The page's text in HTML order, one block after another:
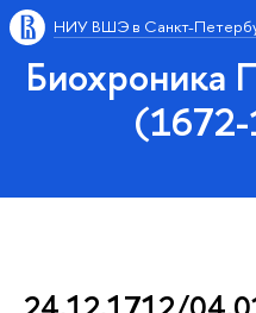
НИУ ВШЭ в Санкт-
Биохроника
(1672-